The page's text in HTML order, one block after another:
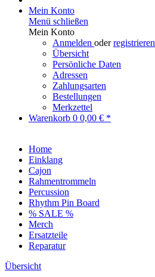
Mein Konto
Menü schließen
Mein Konto
Anmelden oderregistrieren
Übersicht
Persönliche Daten
Adressen
Zahlungsarten
Bestellungen
Merkzettel
Warenkorb 0 0,00 € *
Home
Einklang
Cajon
Rahmentrommeln
Percussion
Rhythm Pin Board
% SALE %
Merch
Ersatzteile
Reparatur
Übersicht